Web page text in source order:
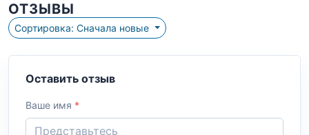
ОТЗЫВЫ
Сортировка: Сначала новые
Оставить отзыв
Ваше имя *